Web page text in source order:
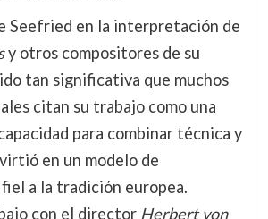
Seefried en la interpretación de
y otros compositores de su
tan significativa que muchos
citan su trabajo como una
para combinar técnica y
en un modelo de
a la tradición europea.
con el director Herbert von